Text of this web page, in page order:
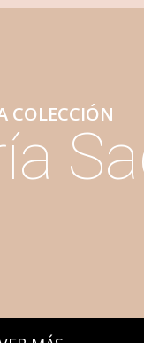
COLECCIÓN